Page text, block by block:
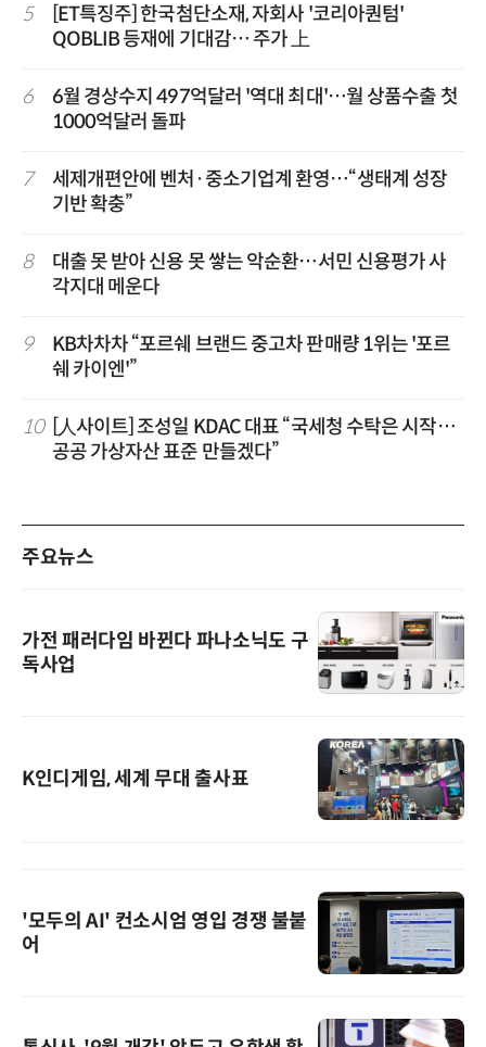
5
[ET특징주] 한국첨단소재, 자회사 '코리아퀀텀'
QOBLIB 등재에 기대감… 주가 上
6
6월 경상수지 497억달러 '역대 최대'…월 상품수출 첫
1000억달러 돌파
7
세제개편안에 벤처·중소기업계 환영…“생태계 성장
기반 확충”
8
대출 못 받아 신용 못 쌓는 악순환…서민 신용평가 사
각지대 메운다
9
KB차차차 “포르쉐 브랜드 중고차 판매량 1위는 '포르
쉐 카이엔'”
10
[人사이트] 조성일 KDAC 대표 “국세청 수탁은 시작…
공공 가상자산 표준 만들겠다”
주요뉴스
가전 패러다임 바뀐다 파나소닉도 구
독사업
K인디게임, 세계 무대 출사표
'모두의 AI' 컨소시엄 영입 경쟁 불붙
어